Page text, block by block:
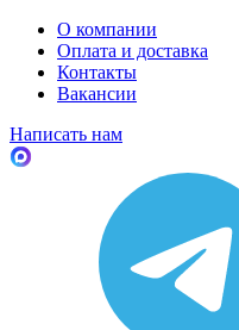
О компании
Оплата и доставка
Контакты
Вакансии
Написать нам